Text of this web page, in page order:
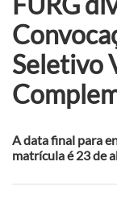
Seletivo
A data final para
matrícula é 23 de